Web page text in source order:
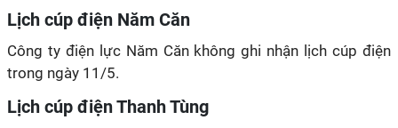
Lịch cúp điện Năm Căn
Công ty điện lực Năm Căn không ghi nhận lịch cúp điện
trong ngày 11/5.
Lịch cúp điện Thanh Tùng